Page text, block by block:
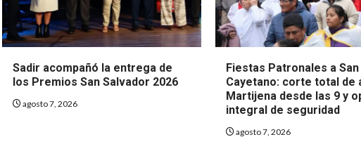
Sadir acompañó la entrega de
los Premios San Salvador 2026
agosto 7, 2026
Fiestas Patronales a San
Cayetano: corte total de
Martijena desde las 9 y
integral de seguridad
agosto 7, 2026